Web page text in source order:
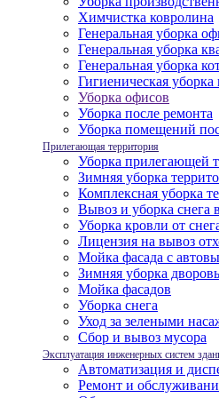
Химчистка ковролина
Генеральная уборка
Генеральная уборка
Генеральная уборка
Гигиеническая
Уборка офисов
Уборка после ремонта
Уборка помещений
Прилегающая территория
Уборка прилегающей
Зимняя уборка
Комплексная уборка
Вывоз и уборка снега
Уборка кровли от
Лицензия на вывоз
Мойка фасада с
Зимняя уборка
Мойка фасадов
Уборка снега
Уход за зелеными
Сбор и вывоз мусора
Эксплуатация инженерных систем
Автоматизация и
Ремонт и